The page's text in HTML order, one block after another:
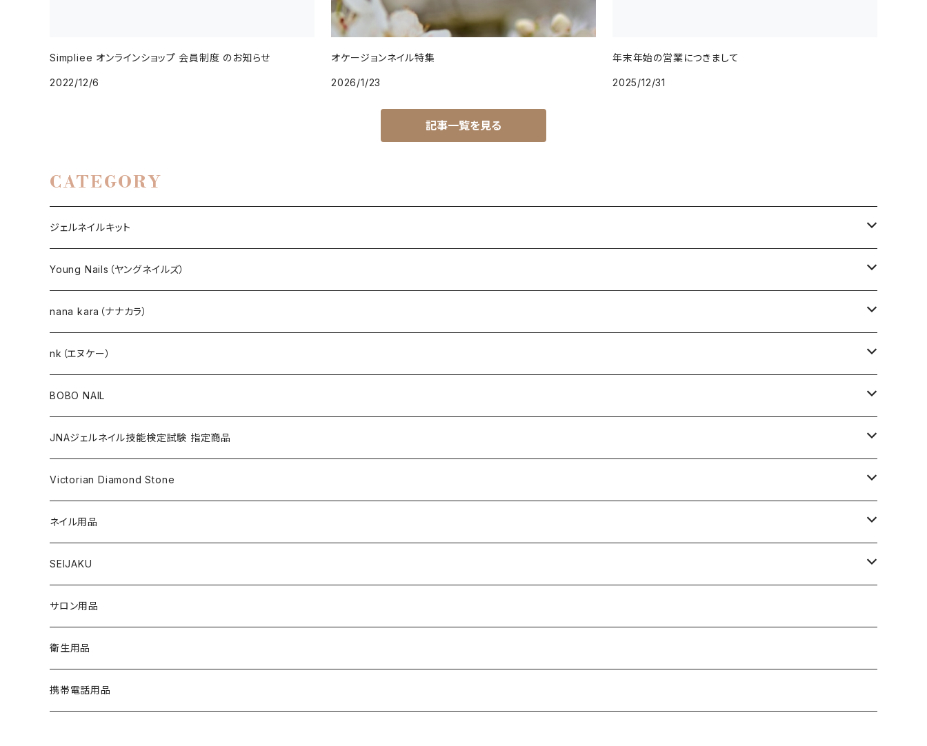
Simpliee オンラインショップ 会員制度 のお知らせ
2022/12/6
オケージョンネイル特集
2026/1/23
年末年始の営業につきまして
2025/12/31
記事一覧を見る
CATEGORY
ジェルネイルキット
選べるジェルネイルキット
ネイルアート作成キット
Young Nails（ヤングネイルズ）
BEST SELLERS（ベストセラー）
KITS（キット）
ACRYLIC（アクリル）
ACRYLIC POWDER（アクリルパウダー）
NAIL LIQUID（ネイルリキッド）
DIP & COLOR ACRYLIC POWDERS
DIP AND COLOR ACRYLIC POWDERS
KITS（キット）
GEL（ジェル）
SYNERGY GEL（シナジージェル）
PRECISION GEL APPLICATORS
ACCESSORIES（アクセサリー）
E-FILE & BITS（電子ファイルとビット）
DUST COLLECTOR（集塵機）
NAIL POLISH（ネイルポリッシュ）
YN NAIL POLISH（ネイルポリッシュ）
YN CONVERSIONS（別のヤングネイルズ）
NAIL ART（ネイルアート）
YN ART GLITTERS（アートグリッター）
YN ART MYLARS（アートマイラー）
PREPS & TREATMENTS
BRUSH CAP（ブラシキャップ）
nana kara（ナナカラ）
GEL NAIL
nana kara [3g] （ナナカラ）
nana kara petit [1g] （ナナカラ プチ）
フィルインジェル
クリアジェル
NAIL ART
ネイルパーツ
ネイルストーンパーツ
NAIL TIPS
NAIL TOOL
ブラシ
ネイルファイル
NAIL PREPS
LED/UVライト
nk（エヌケー）
GEL NAIL
3Dジェル
ベースジェル
NAIL ART
ネイルパーツ
パウダー
NAIL TOOL
フットファイル
NAIL PREPS
BOBO NAIL
セット
単品
JNAジェルネイル技能検定試験 指定商品
クリアジェル
カラージェル 赤指定色
Victorian Diamond Stone
50粒入り
1,440粒入り（大容量）
スノーフレイクシリーズ
ビジューシリーズ
ネイル用品
コリンスキー アクリルブラシ
浦和工業・ウラワ（URAWA）
スワロフスキー
Twinkle Cap（トゥインクルキャップ）
SEIJAKU
SHIRT
T-SHIRT
サロン用品
衛生用品
携帯電話用品